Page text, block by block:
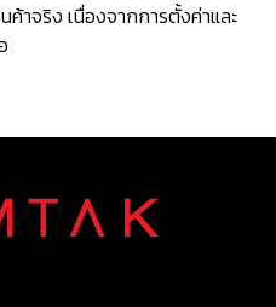
าจริง เนื่องจากการตั้งค่าและ